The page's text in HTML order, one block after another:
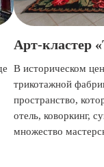
кофейню,
(хенд-мейд),
Здесь